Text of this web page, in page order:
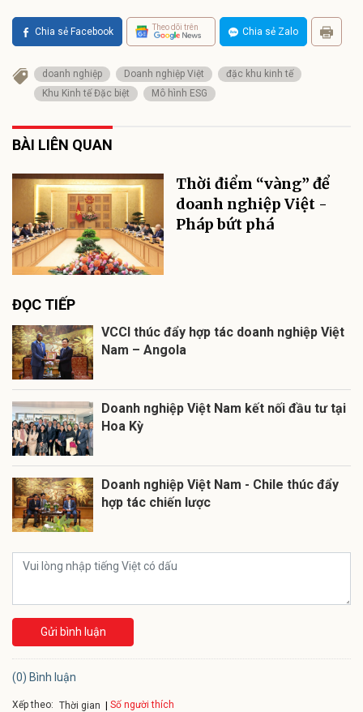
Chia sẻ Facebook Theo dõi trên Chia sẻ Zalo
doanh nghiệp Doanh nghiệp Việt
đặc khu kinh tế
Khu Kinh tế Đặc biệt
Mô hình ESG
BÀI LIÊN QUAN
Thời điểm “vàng” để
doanh nghiệp Việt -
Pháp bứt phá
ĐỌC TIẾP
VCCI thúc đẩy hợp tác doanh nghiệp Việt
Nam – Angola
Doanh nghiệp Việt Nam kết nối đầu tư tại
Hoa Kỳ
Doanh nghiệp Việt Nam - Chile thúc đẩy
hợp tác chiến lược
Gửi bình luận
(0) Bình luận
Xếp theo: Thời gian Số người thích